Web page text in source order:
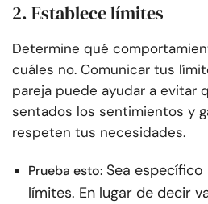
2. Establece límites
Determine qué
cuáles no. Comunicar tus
pareja puede ayudar a evitar
sentados los sentimientos y
respeten tus necesidades.
Prueba esto: Sea
límites. En lugar de decir